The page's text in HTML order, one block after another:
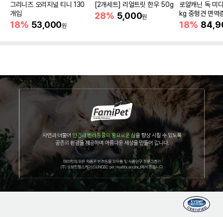
그리니즈 오리지널 티니 130
개입
18% 53,000원
[2개세트] 리얼트릿 한우 50g
28% 5,000원
로얄캐닌 독 미
kg 중형견 면역
18%